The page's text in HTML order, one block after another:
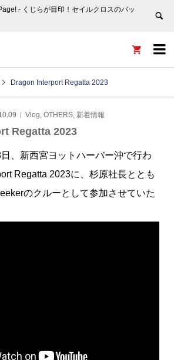
‐ くじらが目印！セイルクロスのバッ


Dragon Interport Regatta 2023
Vlog, OTHERS, 新着情報
Regatta 2023
、新西宮ヨットハーバー沖で行わ
Regatta 2023に、杉原社長ととも
のクルーとして参加させていた